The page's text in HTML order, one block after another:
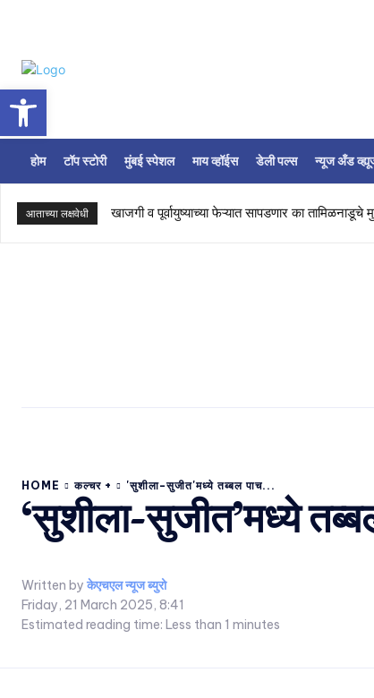
Open toolbar
होम टॉप स्टोरी मुंबई स्पेशल माय व्हॉईस डेली पल्स न्यूज अँड
आताच्या लक्षवेधी खाजगी व पूर्वायुष्याच्या फेऱ्यात सापडणार का तामिळनाडूचे
‘गुंगी गुडिया’ ते ‘दुर्गा’- सुनेत्राताई गिरवणार का
HOME कल्चर + 'सुशीला-सुजीत'मध्ये तब्बल पाच...
‘सुशीला-सुजीत’मध्ये
Written by केएचएल न्यूज ब्युरो
Friday, 21 March 2025, 8:41
Estimated reading time: Less than 1 minutes